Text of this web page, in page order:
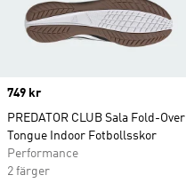
Price
749 kr
PREDATOR CLUB Sala Fold-Over
Tongue Indoor Fotbollsskor
Performance
2 färger